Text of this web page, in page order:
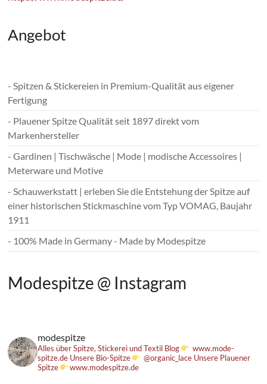
Angebot
- Spitzen & Stickereien in Premium-Qualität aus eigener
Fertigung
- Plauener Spitze Qualität seit 1897 direkt vom
Markenhersteller
- Gardinen | Tischwäsche | Mode | modische Accessoires |
Meterware und Motive
- Schauwerkstatt | erleben Sie die Entstehung der Spitze auf
einer historischen Stickmaschine vom Typ VOMAG, Baujahr
1911
- 100% Made in Germany - Made by Modespitze
Modespitze @ Instagram
modespitze
Alles über Spitze, Stickerei und Textil Blog
www.mode-
spitze.de Unsere Bio-Spitze @organic_lace Unsere Plauener
Spitze
www.modespitze.de